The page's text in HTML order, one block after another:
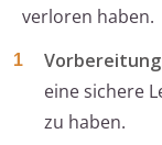
verloren haben.
eine sichere
zu haben.